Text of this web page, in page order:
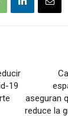
19
aseguran
reduce la